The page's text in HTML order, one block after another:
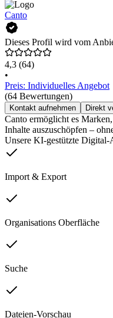
Canto
Dieses Profil wird vom
4,3 (64)
•
Preis: Individuelles Angebot
(64 Bewertungen)
Kontakt aufnehmen Direkt
Canto ermöglicht es
Inhalte auszuschöpfen –
Unsere KI-gestützte Digital-
Import & Export
Organisations Oberfläche
Suche
Dateien-Vorschau